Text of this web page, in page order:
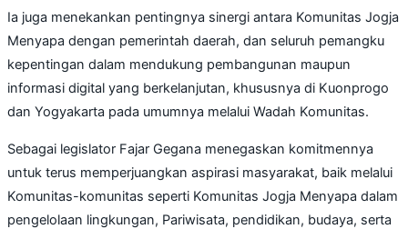
Ia juga menekankan pentingnya sinergi antara Komunitas Jogja
Menyapa dengan pemerintah daerah, dan seluruh pemangku
kepentingan dalam mendukung pembangunan maupun
informasi digital yang berkelanjutan, khususnya di Kuonprogo
dan Yogyakarta pada umumnya melalui Wadah Komunitas.
Sebagai legislator Fajar Gegana menegaskan komitmennya
untuk terus memperjuangkan aspirasi masyarakat, baik melalui
Komunitas-komunitas seperti Komunitas Jogja Menyapa dalam
pengelolaan lingkungan, Pariwisata, pendidikan, budaya, serta